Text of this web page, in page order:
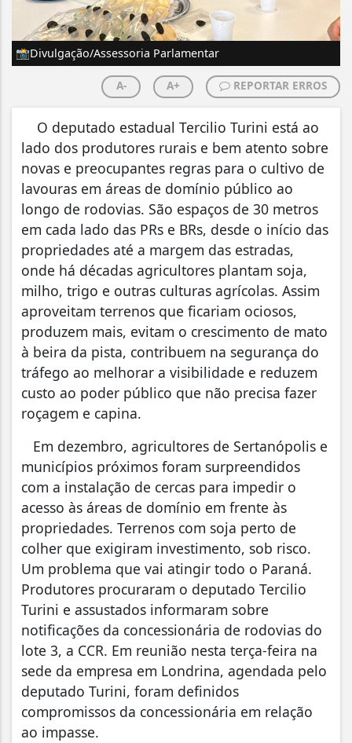
📸Divulgação/Assessoria Parlamentar
A- A+ REPORTAR ERROS
O deputado estadual Tercilio Turini está ao
lado dos produtores rurais e bem atento sobre
novas e preocupantes regras para o cultivo de
lavouras em áreas de domínio público ao
longo de rodovias. São espaços de 30 metros
em cada lado das PRs e BRs, desde o início das
propriedades até a margem das estradas,
onde há décadas agricultores plantam soja,
milho, trigo e outras culturas agrícolas. Assim
aproveitam terrenos que ficariam ociosos,
produzem mais, evitam o crescimento de mato
à beira da pista, contribuem na segurança do
tráfego ao melhorar a visibilidade e reduzem
custo ao poder público que não precisa fazer
roçagem e capina.
Em dezembro, agricultores de Sertanópolis e
municípios próximos foram surpreendidos
com a instalação de cercas para impedir o
acesso às áreas de domínio em frente às
propriedades. Terrenos com soja perto de
colher que exigiram investimento, sob risco.
Um problema que vai atingir todo o Paraná.
Produtores procuraram o deputado Tercilio
Turini e assustados informaram sobre
notificações da concessionária de rodovias do
lote 3, a CCR. Em reunião nesta terça-feira na
sede da empresa em Londrina, agendada pelo
deputado Turini, foram definidos
compromissos da concessionária em relação
ao impasse.